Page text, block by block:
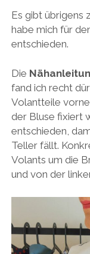
Es gibt übrigens
habe mich für
entschieden.
Die
fand ich recht
Volantteile
der Bluse fixiert
entschieden,
Teller fällt.
Volants um die
und von der